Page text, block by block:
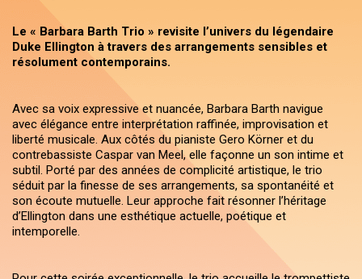
Le « Barbara Barth Trio » revisite l’univers du légendaire
Duke Ellington à travers des arrangements sensibles et
résolument contemporains.
Avec sa voix expressive et nuancée, Barbara Barth navigue
avec élégance entre interprétation raffinée, improvisation et
liberté musicale. Aux côtés du pianiste Gero Körner et du
contrebassiste Caspar van Meel, elle façonne un son intime et
subtil. Porté par des années de complicité artistique, le trio
séduit par la finesse de ses arrangements, sa spontanéité et
son écoute mutuelle. Leur approche fait résonner l’héritage
d’Ellington dans une esthétique actuelle, poétique et
intemporelle.